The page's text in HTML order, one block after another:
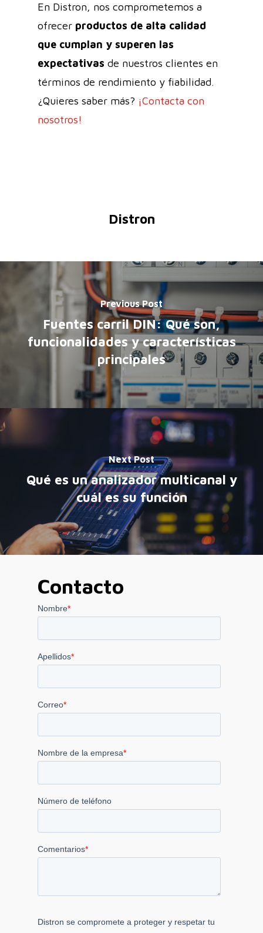
En Distron, nos comprometemos a
ofrecer productos de alta calidad
que cumplan y superen las
expectativas de nuestros clientes en
términos de rendimiento y fiabilidad.
¿Quieres saber más? ¡Contacta con
nosotros!
Distron
Previous Post
Fuentes carril DIN: Qué son,
funcionalidades y características
principales
Next Post
Qué es un analizador multicanal y
cuál es su función
Contacto